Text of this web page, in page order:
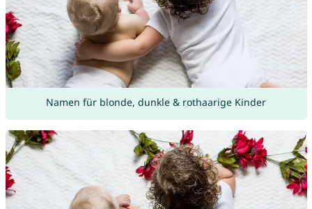
Namen für blonde, dunkle & rothaarige Kinder